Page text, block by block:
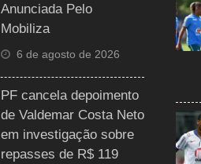
Anunciada Pelo
Mobiliza
6 de agosto de 2026
PF cancela depoimento
de Valdemar Costa Neto
em investigação sobre
repasses de R$ 119